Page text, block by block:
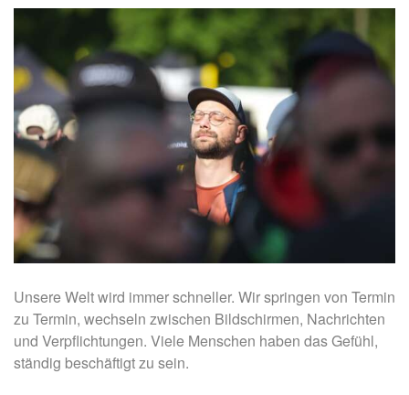
Unsere Welt wird immer schneller. Wir springen von Termin
zu Termin, wechseln zwischen Bildschirmen, Nachrichten
und Verpflichtungen. Viele Menschen haben das Gefühl,
ständig beschäftigt zu sein.